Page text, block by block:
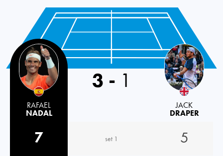
Spain
RAFAEL
NADAL
3 - 1
JACK
DRAPER
7 set 1
5